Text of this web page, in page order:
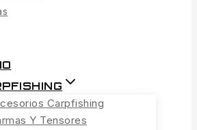
Carpfishing
Y Tensores